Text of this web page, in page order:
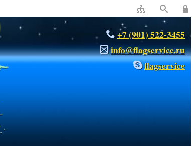
+7 (901) 522-3455
info@flagservice.ru
flagservice